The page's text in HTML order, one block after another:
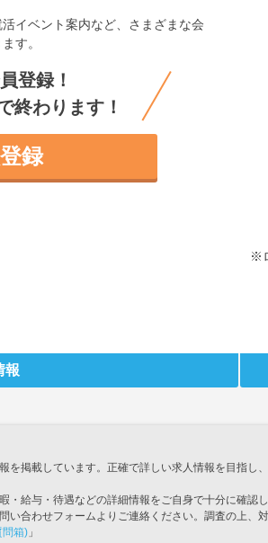
※
イベント案内など、さまざまな会
す。
登録！
終わります！
録
報
を掲載しています。正確で詳しい求人情報を目指
給与・待遇などの詳細情報をご自身で十分に確認
合わせフォームよりご連絡ください。調査の上、対
箱) 」